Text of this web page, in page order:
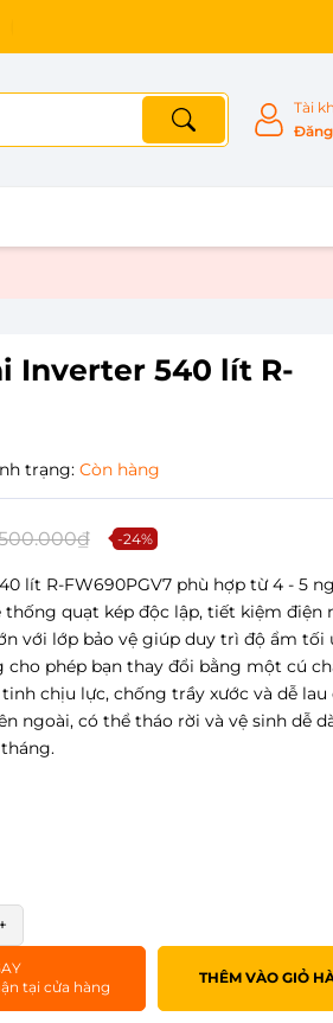
Tài
Inverter 540 lít R-
trạng: Còn hàng
-24%
lít R-FW690PGV7 phù hợp từ 4 - 5
quạt kép độc lập, tiết kiệm điện
với lớp bảo vệ giúp duy trì độ ẩm tối
cho phép bạn thay đổi bằng một cú
chịu lực, chống trầy xước và dễ lau
ngoài, có thể tháo rời và vệ sinh dễ
+
tại cửa hàng
THÊM VÀO GIỎ